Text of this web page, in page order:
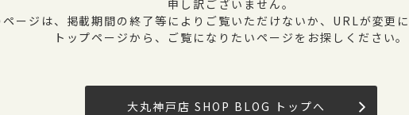
申し訳ございません。
ページは、掲載期間の終了等によりご覧いただけないか、URLが変更に
トップページから、ご覧になりたいページをお探しください。
大丸神戸店 SHOP BLOG トップへ